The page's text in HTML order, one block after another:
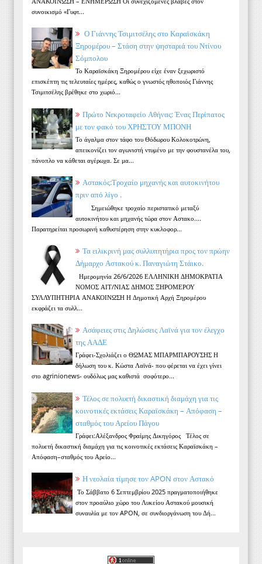
συνοικισμό «Γυφτ...
Ο Γιάννης Τσιμιτσέλης στο Καραϊσκάκη
Ξηρομέρου – Στάση στην ψησταριά του Ντίνου
Σόμπολου
Το Καραϊσκάκη Ξηρομέρου είχε έναν ξεχωριστό
επισκέπτη τις τελευταίες ημέρες, καθώς ο γνωστός ηθοποιός Γιάννης
Τσιμιτσέλης βρέθηκε στο χωριό...
Πρώτο Νεκροταφείο Αθήνας: Ένας Περίπατος
με τον φακό του ΧΡΗΣΤΟΥ ΜΠΟΝΗ
Το άγαλμα στον τάφο του Θόδωρου Κολοκοτρώνη,
απεικονίζει τον αγωνιστή ντυμένο με την φουστανέλα του,
πάνοπλο να κάθεται αγέρωχα. Σε μα...
Αστακός:Τροχαίο μηχανής και αυτοκινήτου
πριν από λίγο .
Σημειώθηκε τροχαίο περιστατικό μεταξύ
αυτοκινήτου και μηχανής τώρα στον Αστακο....
Παρατηρείται προσωρινή καθυστέρηση στην κυκλοφορ...
Τα ειλικρινή μας συλλυπητήρια προς τον πρώην
Δήμαρχο Αστακού κ. Παναγιώτη Στάικο.
Ημερομηνία 26/6/2026 ΕΛΛΗΝΙΚΗ ΔΗΜΟΚΡΑΤΙΑ
ΝΟΜΟΣ ΑΙΤ/ΝΙΑΣ ΔΗΜΟΣ ΞΗΡΟΜΕΡΟΥ
ΣΥΛΛΥΠΗΤΗΡΙΑ ΑΝΑΚΟΙΝΩΣΗ Η Δημοτική Αρχή Ξηρομέρου
εκφράζει τα συλλ...
Ασάφειες στις Δηλώσεις Λαϊνά για τον έλεγχο
της ΑΑΔΕ
Γράφει-Σχολιάζει ο ΘΩΜΑΣ ΜΠΑΡΜΠΑΡΟΥΣΗΣ Η
δήλωση του κ. Κώστα Λαϊνά- που φέρεται να έχει γίνει
στο agrinionews- ουδόλως μας καθιστά σοφότερο...
Τέλος σε πολυετή δικαστική διαμάχη για τις
κοινοτικές εκτάσεις Καραϊσκάκη – Απόφαση –
σταθμός του Αρείου Πάγου
Γράφει:Αλέξανδρος Φραίμης Δικηγόρος Τέλος σε
πολυετή δικαστική διαμάχη για τις κοινοτικές εκτάσεις Καραϊσκάκη –
Απόφαση–σταθμός του Αρείο...
Η νεολαία τίμησε τον APON στον Αστακό
Το Σάββατο 6 Σεπτεμβρίου 2025 πραγματοποιήθηκε
στον προαύλιο χώρο του Λυκείου Αστακού μουσική
συναυλία με τον APON, σε συνδιοργάνωση του Δή...